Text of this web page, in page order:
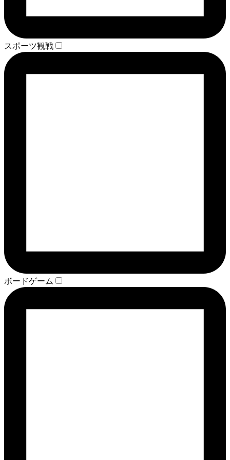
スポーツ観戦
ボードゲーム